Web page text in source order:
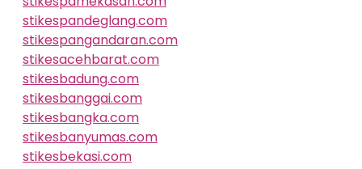
stikespandeglang.com
stikespangandaran.com
stikesacehbarat.com
stikesbadung.com
stikesbanggai.com
stikesbangka.com
stikesbanyumas.com
stikesbekasi.com